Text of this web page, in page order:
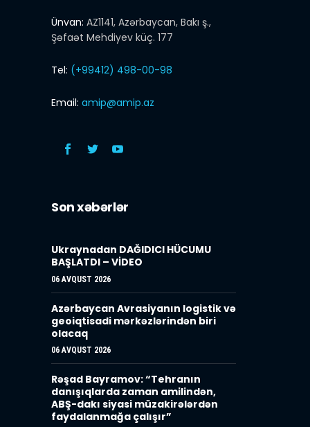
Ünvan: AZ1141, Azərbaycan, Bakı ş.,
Şəfaət Mehdiyev küç. 177
Tel: (+99412) 498-00-98
Email: amip@amip.az
Son xəbərlər
Ukraynadan DAĞIDICI HÜCUMU
BAŞLATDI – VİDEO
06 AVQUST 2026
Azərbaycan Avrasiyanın logistik və
geoiqtisadi mərkəzlərindən biri
olacaq
06 AVQUST 2026
Rəşad Bayramov: “Tehranın
danışıqlarda zaman amilindən,
ABŞ-dakı siyasi müzakirələrdən
faydalanmağa çalışır”